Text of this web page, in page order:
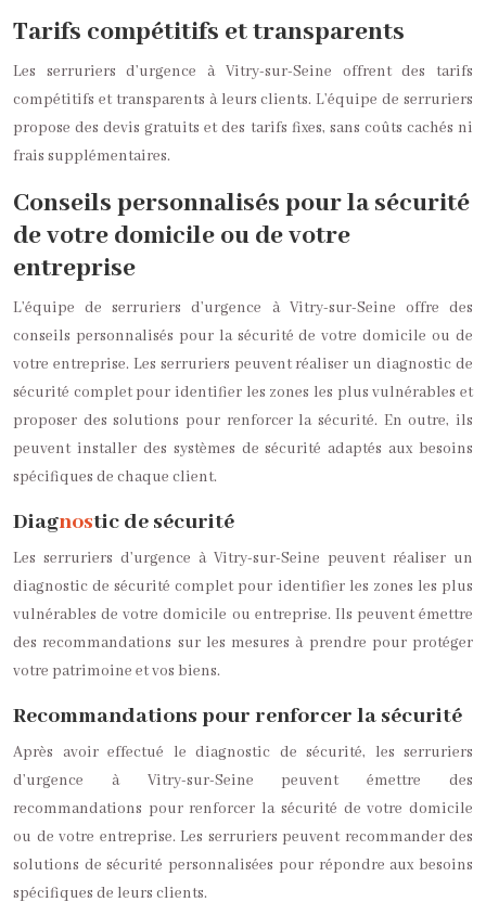
Tarifs compétitifs et transparents
Les serruriers d’urgence à Vitry-sur-Seine offrent des tarifs
compétitifs et transparents à leurs clients. L’équipe de serruriers
propose des devis gratuits et des tarifs fixes, sans coûts cachés ni
frais supplémentaires.
Conseils personnalisés pour la sécurité
de votre domicile ou de votre
entreprise
L’équipe de serruriers d’urgence à Vitry-sur-Seine offre des
conseils personnalisés pour la sécurité de votre domicile ou de
votre entreprise. Les serruriers peuvent réaliser un diagnostic de
sécurité complet pour identifier les zones les plus vulnérables et
proposer des solutions pour renforcer la sécurité. En outre, ils
peuvent installer des systèmes de sécurité adaptés aux besoins
spécifiques de chaque client.
Diagnostic de sécurité
Les serruriers d’urgence à Vitry-sur-Seine peuvent réaliser un
diagnostic de sécurité complet pour identifier les zones les plus
vulnérables de votre domicile ou entreprise. Ils peuvent émettre
des recommandations sur les mesures à prendre pour protéger
votre patrimoine et vos biens.
Recommandations pour renforcer la sécurité
Après avoir effectué le diagnostic de sécurité, les serruriers
d’urgence à Vitry-sur-Seine peuvent émettre des
recommandations pour renforcer la sécurité de votre domicile
ou de votre entreprise. Les serruriers peuvent recommander des
solutions de sécurité personnalisées pour répondre aux besoins
spécifiques de leurs clients.